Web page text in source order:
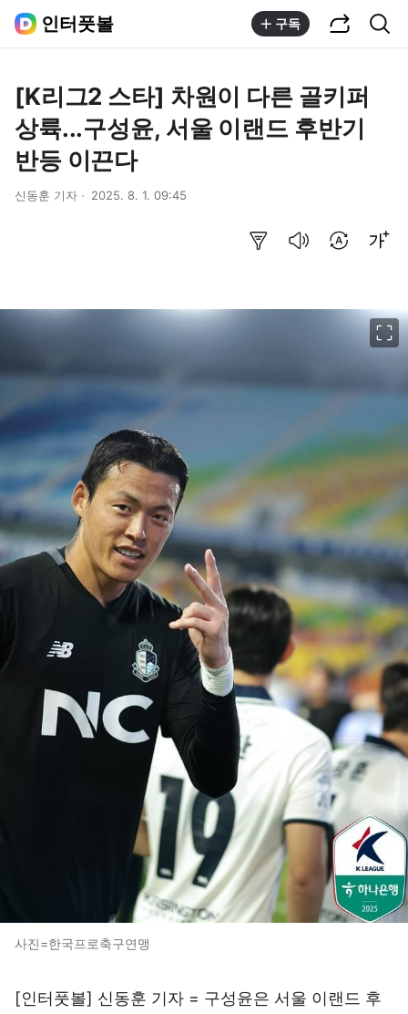
인터풋볼 구독
[K리그2 스타] 차원이 다른 골키퍼
상륙...구성윤, 서울 이랜드 후반기
반등 이끈다
신동훈 기자 2025. 8. 1. 09:45
사진=한국프로축구연맹
[인터풋볼] 신동훈 기자 = 구성윤은 서울 이랜드 후